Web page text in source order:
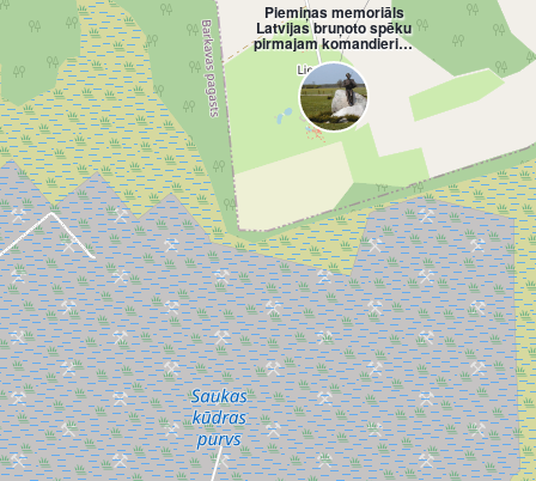
Piemiņas memoriāls
Latvijas bruņoto spēku
pirmajam komandierim,
pulkvedim O.Kalpakam